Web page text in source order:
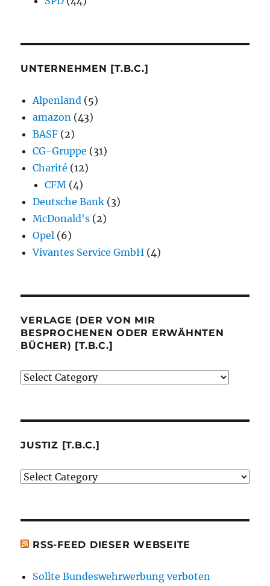
UNTERNEHMEN [T.B.C.]
Alpenland (5)
amazon (43)
BASF (2)
CG-Gruppe (31)
Charité (12)
CFM (4)
Deutsche Bank (3)
McDonald's (2)
Opel (6)
Vivantes Service GmbH (4)
VERLAGE (DER VON MIR
BESPROCHENEN ODER ERWÄHNTEN
BÜCHER) [T.B.C.]
Verlage
besprochenen
erwähnten
JUSTIZ [T.B.C.]
Justiz
RSS-FEED DIESER WEBSEITE
Sollte Bundeswehrwerbung verboten